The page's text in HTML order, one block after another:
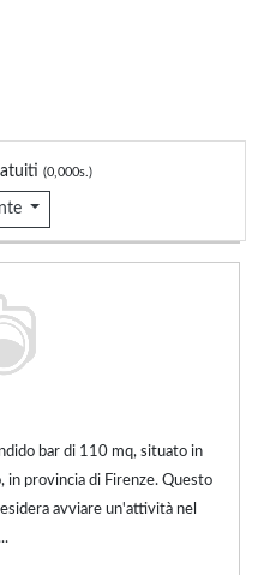
(0,000s.)
bar di 110 mq, situato in
in provincia di Firenze. Questo
avviare un'attività nel